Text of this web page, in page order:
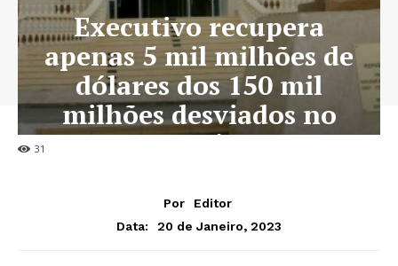
31
Executivo recupera
apenas 5 mil milhões de
dólares dos 150 mil
milhões desviados no
exterior
Por
Editor
Data:
20 de Janeiro, 2023